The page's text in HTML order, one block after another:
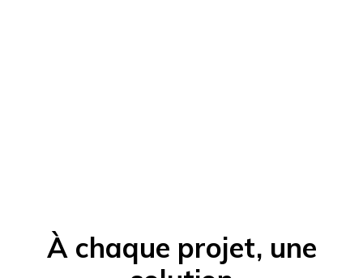
À chaque projet, une